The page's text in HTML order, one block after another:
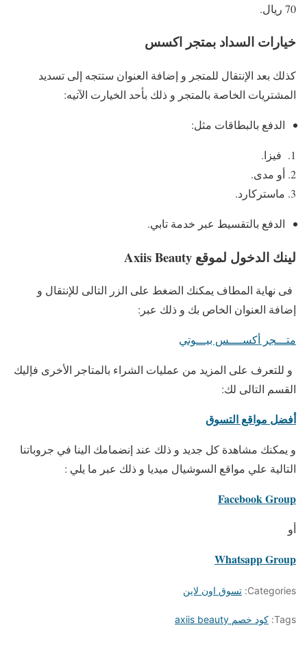
70 ريال.
خيارات السداد بمتجر اكسس
كذلك بعد الإنتقال للمتجر و إضافة العنوان ستتجه إلى تسديد
المشتريات الخاصة بالمتجر و ذلك بأحد الخيارت الآتيه:
الدفع بالبطاقات مثل:
فيزا.
أو مدى.
ماستركارد.
الدفع بالتقسيط عبر خدمة تابي.
لينك الدخول لموقع Axiis Beauty
فى نهاية المطاف يمكنك الضغط على الزر التالى للإنتقال و
إضافة العنوان الخاص بك و ذلك عبر:
متـــجر أكســــس بيـــوتي
و للتعرف على المزيد من عمليات الشراء بالمتاجر الأخرى فإليك
القسم التالى لك:
أفضل مواقع التسوق
و يمكنك مشاهدة كل جديد و ذلك عند إنضمامك الينا في جروباتنا
التالية علي مواقع السوشيال ميديا و ذلك عبر ما يلي :
Facebook Group
أو
Whatsapp Group
Categories: تسوق اون لاين
Tags: كود خصم axiis beauty